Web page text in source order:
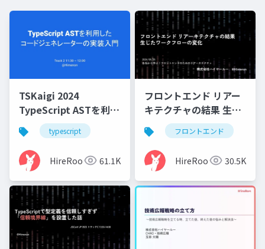
TSKaigi 2024
TypeScript ASTを利用
したコードジェネレー
ターの実装入門
typescript
HireRoo 61.1K
フロントエンド リアー
キテクチャの結果 生じ
たワークフローの変化
フロントエンド
HireRoo 30.5K